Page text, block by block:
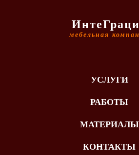
мебельная
УСЛУГИ
РАБОТЫ
МАТЕРИАЛЫ
КОНТАКТЫ